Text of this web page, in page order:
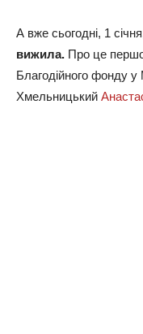
А вже сьогодні, 1
вижила. Про це
Благодійного фонду у
Хмельницький